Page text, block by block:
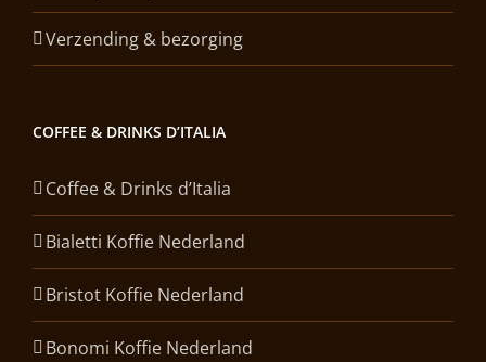
Verzending & bezorging
COFFEE & DRINKS D’ITALIA
Coffee & Drinks d’Italia
Bialetti Koffie Nederland
Bristot Koffie Nederland
Bonomi Koffie Nederland